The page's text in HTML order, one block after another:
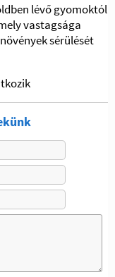
lévő gyomoktól
vastagsága
sérülését